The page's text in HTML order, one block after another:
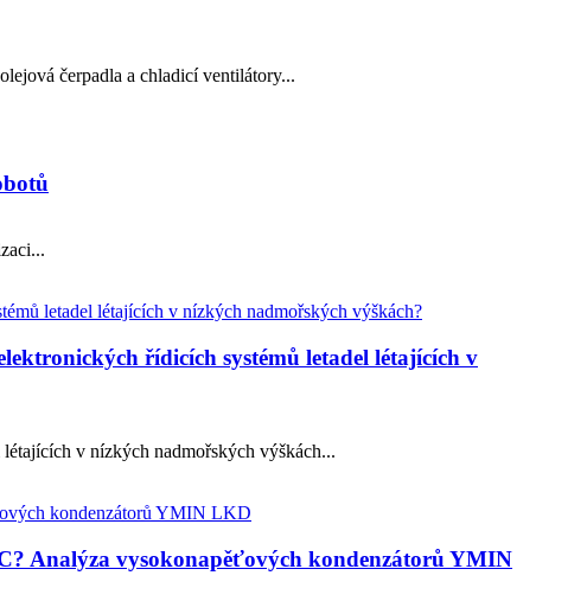
čerpadla a chladicí ventilátory...
řídicích systémů letadel létajících v
v nízkých nadmořských výškách...
Analýza vysokonapěťových kondenzátorů YMIN